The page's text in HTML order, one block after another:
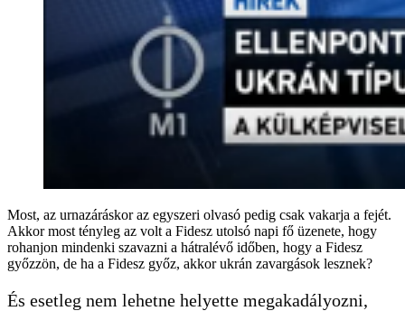
Most, az urnazáráskor az egyszeri olvasó pedig csak vakarja a fejét.
Akkor most tényleg az volt a Fidesz utolsó napi fő üzenete, hogy
rohanjon mindenki szavazni a hátralévő időben, hogy a Fidesz
győzzön, de ha a Fidesz győz, akkor ukrán zavargások lesznek?
És esetleg nem lehetne helyette megakadályozni,